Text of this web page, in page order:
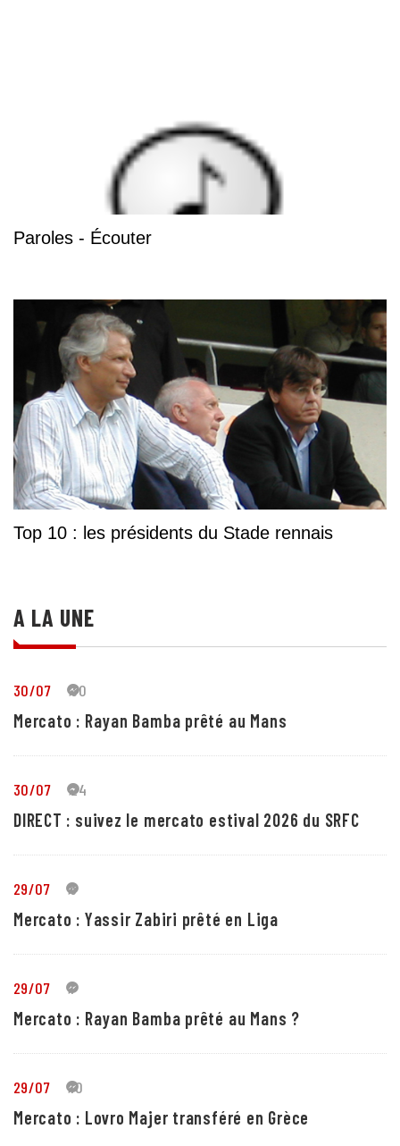
Paroles - Écouter
Top 10 : les présidents du Stade rennais
A LA UNE
30/07 30
Mercato : Rayan Bamba prêté au Mans
30/07 24
DIRECT : suivez le mercato estival 2026 du SRFC
29/07 5
Mercato : Yassir Zabiri prêté en Liga
29/07 1
Mercato : Rayan Bamba prêté au Mans ?
29/07 10
Mercato : Lovro Majer transféré en Grèce